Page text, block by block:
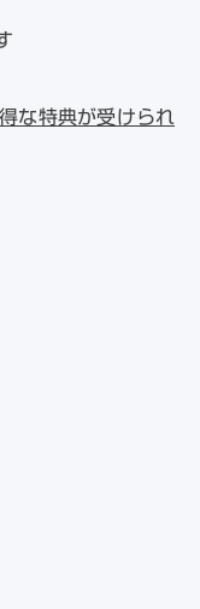
な特典が受けられ